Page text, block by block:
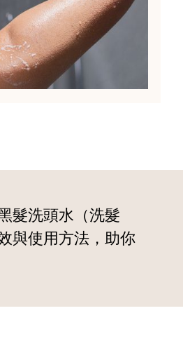
髮洗頭水（洗髮
與使用方法，助你